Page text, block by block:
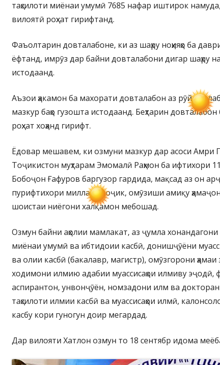
таҳсилоти миёнаи умумӣ 7685 нафар иштирок намуда,
вилоятӣ роҳхат гирифтанд.
Фаъолтарин довталабоне, ки аз шаҳру ноҳияҳо ба
ёфтанд, имрӯз дар байни довталабони дигар шаҳру
истодаанд.
Аъзои ҳакамон ба махорати довталабон аз рӯйи
мазкур баҳо гузошта истодаанд. Беҳтарин
роҳхат хоҳанд гирифт.
Ёдовар мешавем, ки озмуни мазкур дар асоси Амри
Тоҷикистон муҳтарам Эмомалӣ Раҳмон ба ифтихори
Бобоҷон Ғафуров баргузор гардида, мақсад аз он
пурифтихори миллати тоҷик, омӯзиши амиқу
шоистаи ниёгони халқамон мебошад.
Озмун байни аҳолии мамлакат, аз ҷумла хонандагони
миёнаи умумӣ ва ибтидоии касбӣ, донишҷӯёни
ва олии касбӣ (бакалавр, магистр), омӯзгорони ҳамаи
ходимони илмию адабии муассисаҳои илмиву эҷодӣ,
аспирантон, унвонҷӯён, номзадони илм ва
таҳсилоти илмии касбӣ ва муассисаҳои илмӣ,
касбу кори гуногун доир мегардад.
Дар вилояти Хатлон озмун то 18 сентябр идома